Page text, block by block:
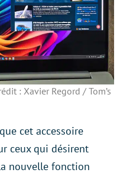
: Xavier Regord / Tom’s
cet accessoire
ceux qui désirent
nouvelle fonction